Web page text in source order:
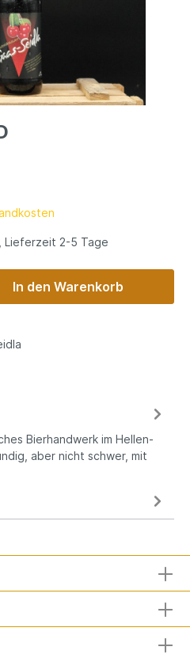
Lieferzeit 2-5 Tage
In den Warenkorb
Bierhandwerk im Hellen-
aber nicht schwer, mit